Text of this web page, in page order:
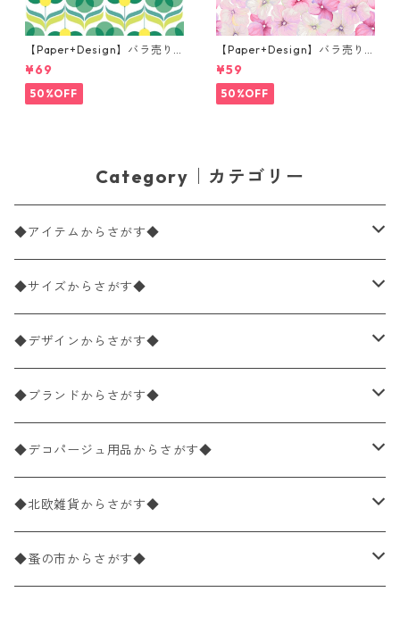
【Paper+Design】バラ売り2
枚 ランチサイズ ペーパーナプ
キン Geo Flowers グリーン
¥69
50%OFF
【Paper+Design】バラ売り2
枚 カクテルサイズ ペーパーナ
プキン Small blossoms ピン
ク
¥59
50%OFF
Category｜カテゴリー
◆アイテムからさがす◆
ペーパーナプキン2枚バラ売り
ペーパーナプキン1枚バラ売り
ペーパーナプキン20枚入りパック
ペーパーナプキン10枚入りパック
ライスペーパー
ペーパーリネンナプキン
◆サイズからさがす◆
33×33cm（ランチサイズ）
バラ売り
パック売り
25×25cm（カクテルサイズ）
バラ売り
パック売り
40×40cm（ディナーサイズ）
バラ売り
パック売り
21×21cm（ポケットサイズ）
バラ売り
33cm（ラウンド）
◆デザインからさがす◆
花柄
植物・グリーン柄
動物・鳥・昆虫・蝶柄
海・魚柄
◆ブランドからさがす◆
ドイツ製 IHR/イア
ランチサイズ
カクテルサイズ
ドイツ製 Ambiente/アンビエンテ
ランチサイズ
ドイツ製 Paperproducts Design
◆デコパージュ用品からさがす◆
デコパージュ液
デコパージュ下地
◆北欧雑貨からさがす◆
シリコンモールド
◆蚤の市からさがす◆